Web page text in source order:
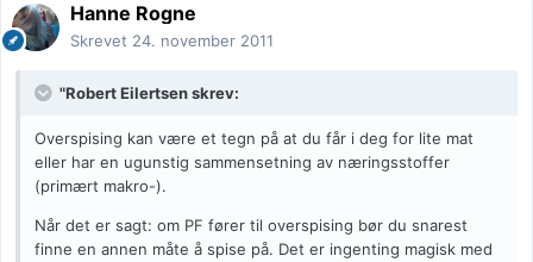
Hanne Rogne
Skrevet 24. november 2011
"Robert Eilertsen skrev:
Overspising kan være et tegn på at du får i deg for lite mat
eller har en ugunstig sammensetning av næringsstoffer
(primært makro-).
Når det er sagt: om PF fører til overspising bør du snarest
finne en annen måte å spise på. Det er ingenting magisk med